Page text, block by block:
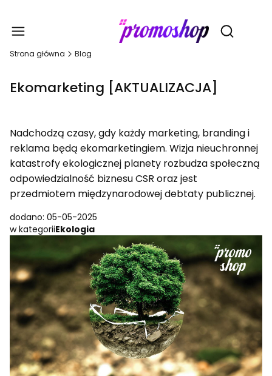
Otwórz
Strona główna Blog
Ekomarketing [AKTUALIZACJA]
Nadchodzą czasy, gdy każdy marketing, branding i
reklama będą ekomarketingiem. Wizja nieuchronnej
katastrofy ekologicznej planety rozbudza społeczną
odpowiedzialność biznesu CSR oraz jest
przedmiotem międzynarodowej debtaty publicznej.
dodano: 05-05-2025
w kategoriiEkologia